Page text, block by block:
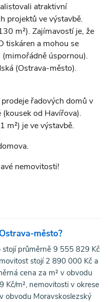
atraktivní
projektů ve výstavbě.
m²). Zajímavostí je, že
tiskáren a mohou se
úspornou).
(Ostrava-město).
řadových domů v
od Havířova).
m²) je ve výstavbě.
nemovitosti!
město?
průměrně 9 555 829 Kč
stojí 2 890 000 Kč a
cena za m² v obvodu
Kč/m², nemovitosti v okrese
obvodu Moravskoslezský